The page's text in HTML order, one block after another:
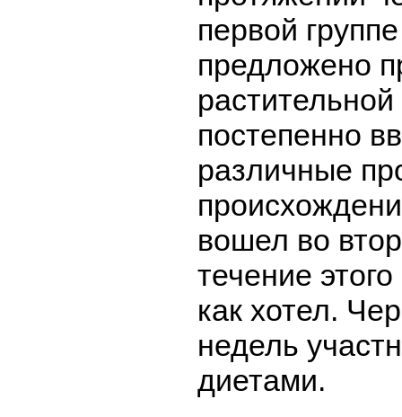
первой
предложено
постепенно
различные
вошел во
течение
как хотел.
недель
диетами.